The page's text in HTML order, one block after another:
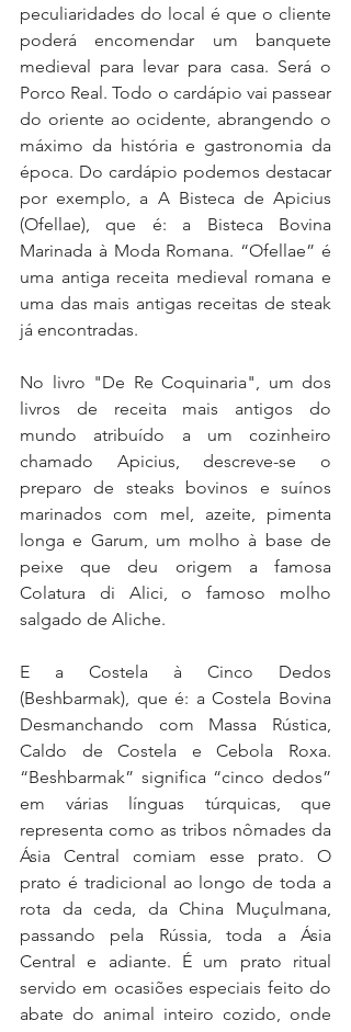
peculiaridades do local é que o cliente
poderá encomendar um banquete
medieval para levar para casa. Será o
Porco Real. Todo o cardápio vai passear
do oriente ao ocidente, abrangendo o
máximo da história e gastronomia da
época. Do cardápio podemos destacar
por exemplo, a A Bisteca de Apicius
(Ofellae), que é: a Bisteca Bovina
Marinada à Moda Romana. “Ofellae” é
uma antiga receita medieval romana e
uma das mais antigas receitas de steak
já encontradas.
No livro "De Re Coquinaria", um dos
livros de receita mais antigos do
mundo atribuído a um cozinheiro
chamado Apicius, descreve-se o
preparo de steaks bovinos e suínos
marinados com mel, azeite, pimenta
longa e Garum, um molho à base de
peixe que deu origem a famosa
Colatura di Alici, o famoso molho
salgado de Aliche.
E a Costela à Cinco Dedos
(Beshbarmak), que é: a Costela Bovina
Desmanchando com Massa Rústica,
Caldo de Costela e Cebola Roxa.
“Beshbarmak” significa “cinco dedos”
em várias línguas túrquicas, que
representa como as tribos nômades da
Ásia Central comiam esse prato. O
prato é tradicional ao longo de toda a
rota da ceda, da China Muçulmana,
passando pela Rússia, toda a Ásia
Central e adiante. É um prato ritual
servido em ocasiões especiais feito do
abate do animal inteiro cozido, onde